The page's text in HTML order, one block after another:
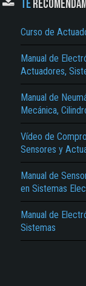
TE
Curso de
Manual de
Actuadores,
Manual de
Mecánica,
Vídeo de
Sensores y
Manual de
en Sistemas
Manual de
Sistemas
El
No